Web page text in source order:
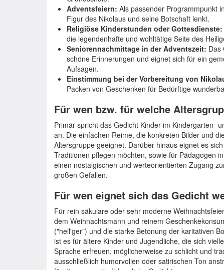
Adventsfeiern: Als passender Programmpunkt
Figur des Nikolaus und seine Botschaft lenkt.
Religiöse Kinderstunden oder Gottesdienste:
die legendenhafte und wohltätige Seite des
Seniorennachmittage in der Adventszeit: Das
schöne Erinnerungen und eignet sich für ein
Aufsagen.
Einstimmung bei der Vorbereitung von
Packen von Geschenken für Bedürftige
Für wen bzw. für welche
Primär spricht das Gedicht Kinder im Kindergarten-
an. Die einfachen Reime, die konkreten Bilder und
Altersgruppe geeignet. Darüber hinaus eignet es
Traditionen pflegen möchten, sowie für Pädagogen
einen nostalgischen und werteorientierten Zugang
großen Gefallen.
Für wen eignet sich das Gedicht
Für rein säkulare oder sehr moderne
dem Weihnachtsmann und reinem
("heil'ger") und die starke Betonung der karitativen
ist es für ältere Kinder und Jugendliche, die sich
Sprache erfreuen, möglicherweise zu schlicht und
ausschließlich humorvollen oder satirischen Ton